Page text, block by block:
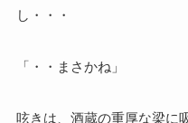
し・・・
「・・まさかね」
呟きは、酒蔵の重厚な梁に